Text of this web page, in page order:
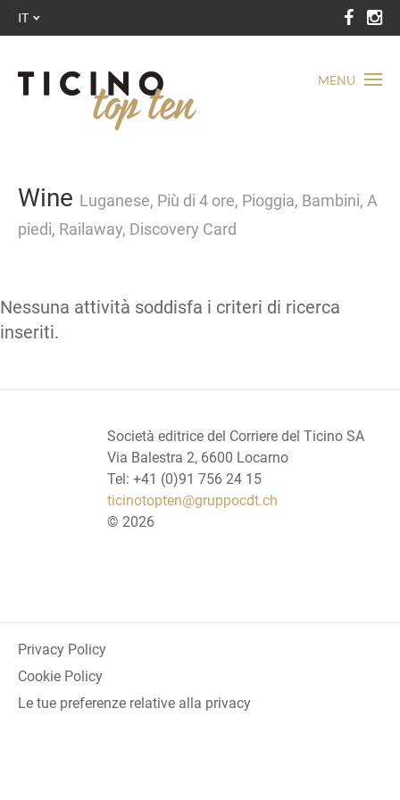
MENU
IT
Wine Luganese, Più di 4 ore, Pioggia, Bambini, A
piedi, Railaway, Discovery Card
Nessuna attività soddisfa i criteri di ricerca
inseriti.
Società editrice del Corriere del Ticino SA
Via Balestra 2, 6600 Locarno
Tel: +41 (0)91 756 24 15
ticinotopten@gruppocdt.ch
© 2026
Privacy Policy
Cookie Policy
Le tue preferenze relative alla privacy